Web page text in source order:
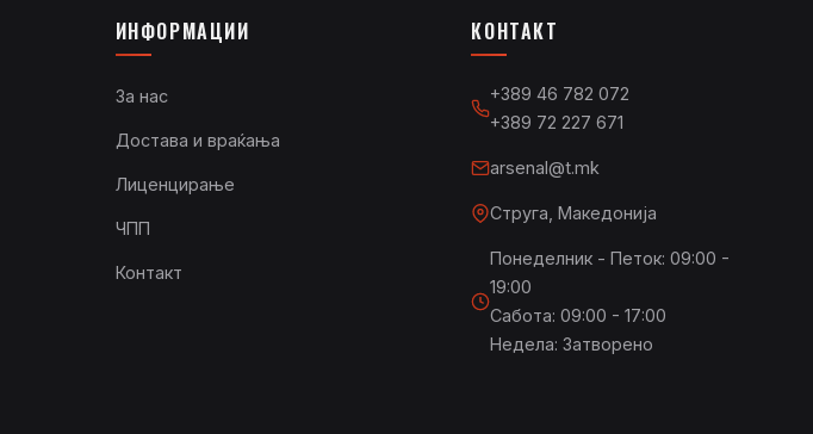
ИНФОРМАЦИИ
За нас
Достава и враќања
Лиценцирање
ЧПП
Контакт
КОНТАКТ
+389 46 782 072
+389 72 227 671
arsenal@t.mk
Струга, Македонија
Понеделник - Петок: 09:00 -
19:00
Сабота: 09:00 - 17:00
Недела: Затворено